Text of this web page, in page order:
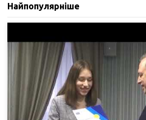
Найпопулярніше